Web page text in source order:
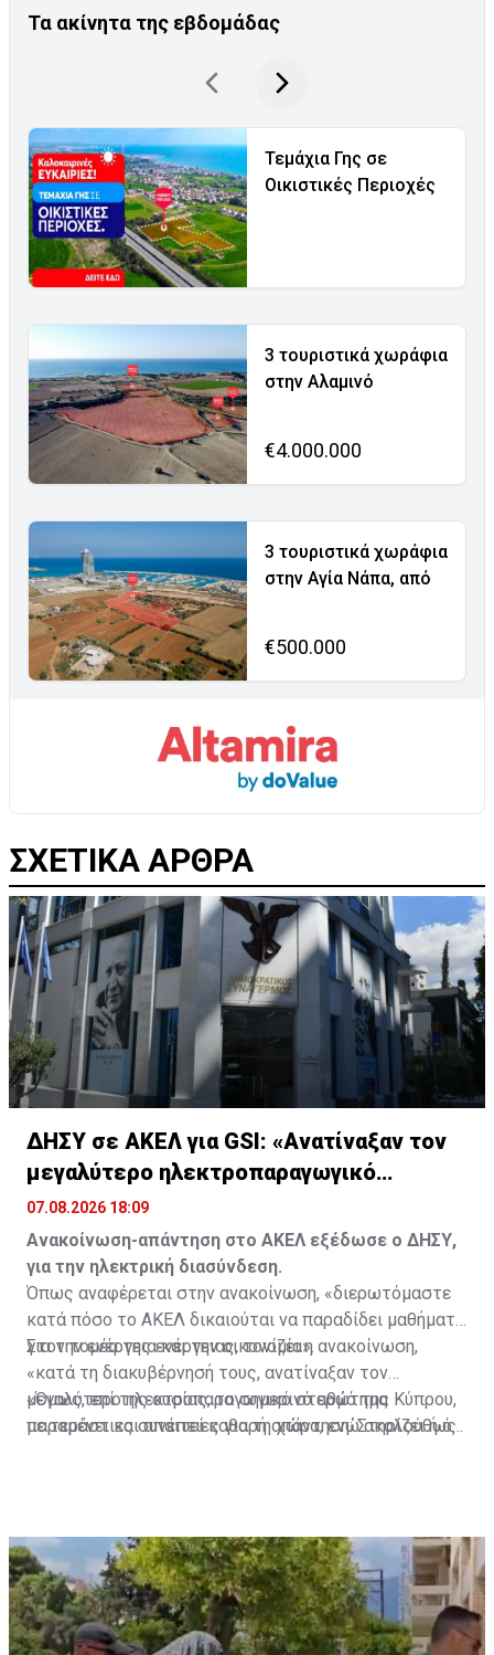
Τα ακίνητα της εβδομάδας
Τεμάχια Γης σε
Οικιστικές Περιοχές
3 τουριστικά χωράφια
στην Αλαμινό
€4.000.000
3 τουριστικά χωράφια
στην Αγία Νάπα, από
€500.000
ΣΧΕΤΙΚΑ ΑΡΘΡΑ
ΔΗΣΥ σε ΑΚΕΛ για GSI: «Ανατίναξαν τον
μεγαλύτερο ηλεκτροπαραγωγικό
σταθμό»
07.08.2026 18:09
Ανακοίνωση-απάντηση στο ΑΚΕΛ εξέδωσε ο ΔΗΣΥ,
για την ηλεκτρική διασύνδεση.
Όπως αναφέρεται στην ανακοίνωση, «διερωτόμαστε
κατά πόσο το ΑΚΕΛ δικαιούται να παραδίδει μαθήματα
για την ενέργεια και την οικονομία».
Στον τομέα της ενέργειας, τονίζει η ανακοίνωση,
«κατά τη διακυβέρνησή τους, ανατίναξαν τον
μεγαλύτερο ηλεκτροπαραγωγικό σταθμό της Κύπρου,
με τεράστιες συνέπειες για τη χώρα, ενώ ακολούθως
«Όμως, επί της ουσίας, το σημερινό ερώτημα
παραμένει και απαιτεί καθαρή απάντηση: Στηρίζει ή όχι